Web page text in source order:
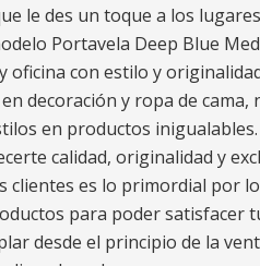
le des un toque a los
Portavela Deep Blue
oficina con estilo y
decoración y ropa de cama,
en productos inigualables.
calidad, originalidad y
clientes es lo primordial por
para poder satisfacer
desde el principio de la